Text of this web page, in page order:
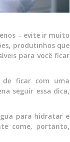
– evite ir muito
produtinhos que
para você ficar
de ficar com uma
seguir essa dica,
para hidratar e
come, portanto,